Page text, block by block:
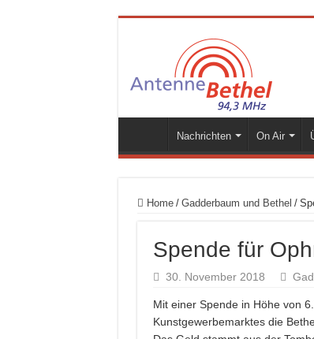
Nachrichten On Air
Home / Gadderbaum und Bethel /
Spende für
30. November 2018
Mit einer Spende in Höhe von
Kunstgewerbemarktes die